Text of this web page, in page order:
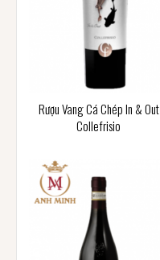
Rượu Vang Cá Chép In & Out
Collefrisio